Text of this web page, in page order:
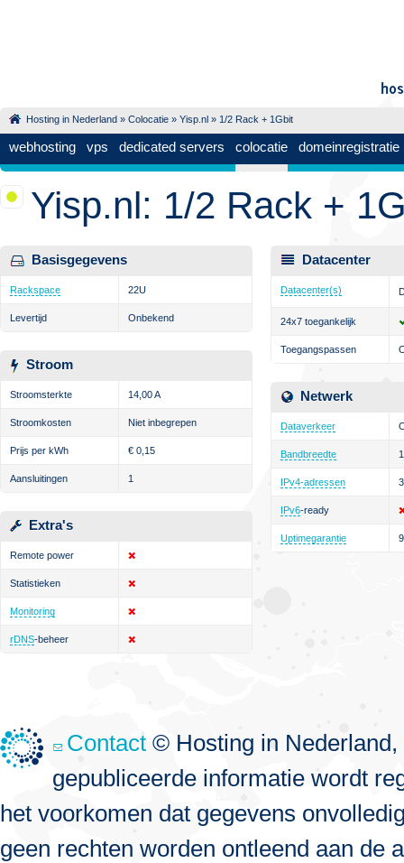
Hosting in Nederland » Colocatie » Yisp.nl » 1/2 Rack + 1Gbit
webhosting vps dedicated servers colocatie domeinregistratie
Yisp.nl: 1/2 Rack +
Basisgegevens
Rackspace 22U
Levertijd Onbekend
Stroom
Stroomsterkte 14,00 A
Stroomkosten Niet inbegrepen
Prijs per kWh € 0,15
Aansluitingen 1
Extra's
Remote power
Statistieken
Monitoring
rDNS-beheer
Datacenter
Datacenter(s)
24x7 toegankelijk
Toegangspassen
Netwerk
Dataverkeer
Bandbreedte
IPv4-adressen
IPv6-ready
Uptimegarantie
Contact © Hosting in
gepubliceerde informatie wordt
het voorkomen dat gegevens
geen rechten worden ontleend aan de